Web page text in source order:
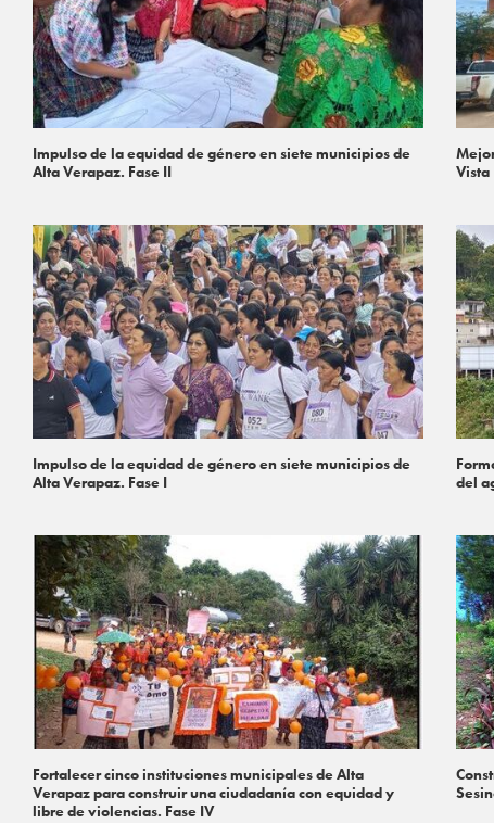
Impulso de la equidad de género en siete municipios de
Alta Verapaz. Fase II
Vista
Impulso de la equidad de género en siete municipios de
Alta Verapaz. Fase I
del
Fortalecer cinco instituciones municipales de Alta
Verapaz para construir una ciudadanía con equidad y
libre de violencias. Fase IV